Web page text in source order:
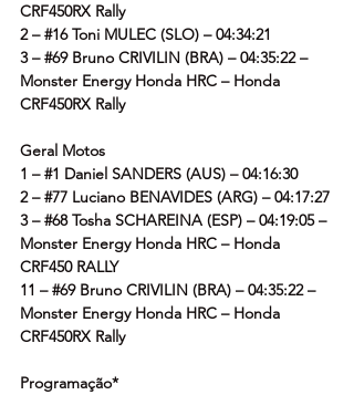
CRF450RX Rally
2 – #16 Toni MULEC (SLO) – 04:34:21
3 – #69 Bruno CRIVILIN (BRA) – 04:35:22 –
Monster Energy Honda HRC – Honda
CRF450RX Rally
Geral Motos
1 – #1 Daniel SANDERS (AUS) – 04:16:30
2 – #77 Luciano BENAVIDES (ARG) – 04:17:27
3 – #68 Tosha SCHAREINA (ESP) – 04:19:05 –
Monster Energy Honda HRC – Honda
CRF450 RALLY
11 – #69 Bruno CRIVILIN (BRA) – 04:35:22 –
Monster Energy Honda HRC – Honda
CRF450RX Rally
Programação*